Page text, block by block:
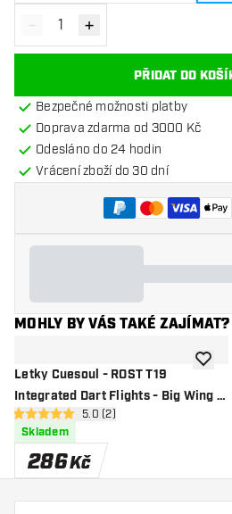
Snížit množství
- Zvýšit množství
+
PŘIDAT DO
Bezpečné možnosti platby
Doprava zdarma od 3000 Kč
Odesláno do 24 hodin
Vrácení zboží do 30 dní
MOHLY BY VÁS TAKÉ ZAJÍMAT?
Letky Cuesoul - ROST T19
Integrated Dart Flights - Big Wing -
Green Clearotevřít panel recenzí
5 hodnoticí hvězdičky
5.0 (2)
Skladem
286Kč